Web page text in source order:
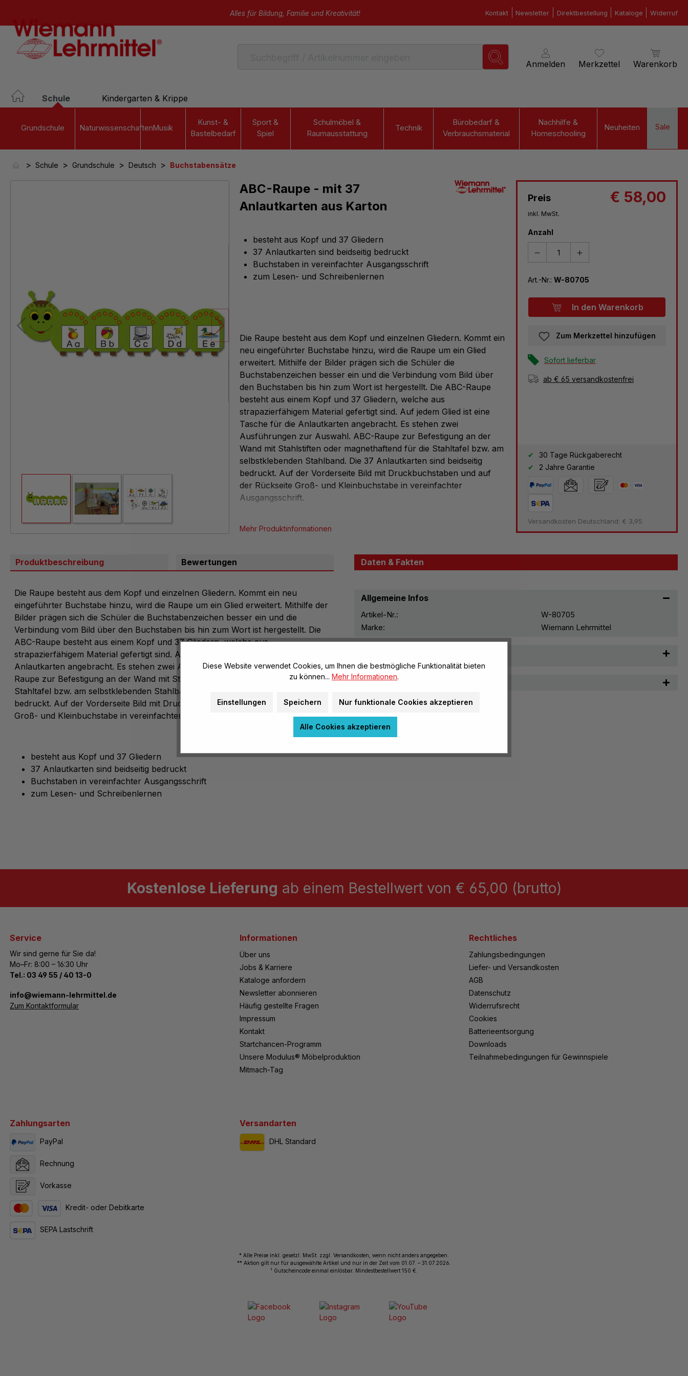
Alles für Bildung, Familie und Kreativität! Kontakt Newsletter Direktbestellung Kataloge Widerruf
Anmelden Merkzettel Warenkorb
Schule Kindergarten & Krippe
Grundschule NaturwissenschaftenMusik
Kunst- &
Bastelbedarf
Sport &
Spiel
Schulmöbel &
Raumausstattung
Technik
Bürobedarf &
Verbrauchsmaterial
Nachhilfe &
Homeschooling
Neuheiten Sale
> Schule > Grundschule > Deutsch > Buchstabensätze
Preis € 58,00
inkl. MwSt.
Anzahl
Art.-Nr.: W-80705
In den Warenkorb
Zum Merkzettel hinzufügen
Sofort lieferbar
ab € 65 versandkostenfrei
30 Tage Rückgaberecht
2 Jahre Garantie
Versandkosten Deutschland: € 3,95
ABC-Raupe - mit 37
Anlautkarten aus Karton
besteht aus Kopf und 37 Gliedern
37 Anlautkarten sind beidseitig bedruckt
Buchstaben in vereinfachter Ausgangsschrift
zum Lesen- und Schreibenlernen
Die Raupe besteht aus dem Kopf und einzelnen Gliedern. Kommt ein
neu eingeführter Buchstabe hinzu, wird die Raupe um ein Glied
erweitert. Mithilfe der Bilder prägen sich die Schüler die
Buchstabenzeichen besser ein und die Verbindung vom Bild über
den Buchstaben bis hin zum Wort ist hergestellt. Die ABC-Raupe
besteht aus einem Kopf und 37 Gliedern, welche aus
strapazierfähigem Material gefertigt sind. Auf jedem Glied ist eine
Tasche für die Anlautkarten angebracht. Es stehen zwei
Ausführungen zur Auswahl. ABC-Raupe zur Befestigung an der
Wand mit Stahlstiften oder magnethaftend für die Stahltafel bzw. am
selbstklebenden Stahlband. Die 37 Anlautkarten sind beidseitig
bedruckt. Auf der Vorderseite Bild mit Druckbuchstaben und auf
der Rückseite Groß- und Kleinbuchstabe in vereinfachter
Ausgangsschrift.
Buchstaben in vereinfachter Ausgangsschrift
Mehr Produktinformationen
Produktbeschreibung Bewertungen
Die Raupe besteht aus dem Kopf und einzelnen Gliedern. Kommt ein neu
eingeführter Buchstabe hinzu, wird die Raupe um ein Glied erweitert. Mithilfe der
Bilder prägen sich die Schüler die Buchstabenzeichen besser ein und die
Verbindung vom Bild über den Buchstaben bis hin zum Wort ist hergestellt. Die
ABC-Raupe besteht aus einem Kopf und 37 Gliedern, welche aus
strapazierfähigem Material gefertigt sind. Auf jedem Glied ist eine Tasche für die
Anlautkarten angebracht. Es stehen zwei Ausführungen zur Auswahl. ABC-
Raupe zur Befestigung an der Wand mit Stahlstiften oder magnethaftend für die
Stahltafel bzw. am selbstklebenden Stahlband. Die 37 Anlautkarten sind beidseitig
bedruckt. Auf der Vorderseite Bild mit Druckbuchstaben und auf der Rückseite
Groß- und Kleinbuchstabe in vereinfachter Ausgangsschrift.
besteht aus Kopf und 37 Gliedern
37 Anlautkarten sind beidseitig bedruckt
Buchstaben in vereinfachter Ausgangsschrift
zum Lesen- und Schreibenlernen
Daten & Fakten
Allgemeine Infos
Artikel-Nr.:
W-80705
Marke:
Wiemann Lehrmittel
Herstellerinformationen
Kostenlose Lieferung ab einem Bestellwert von € 65,00 (brutto)
Service
Wir sind gerne für Sie da!
Mo–Fr: 8:00 – 16:30 Uhr
Tel.: 03 49 55 / 40 13-0
­info@wiemann-lehrmittel.de
Zum Kontaktformular
Informationen
Über uns
Jobs & Karriere
Kataloge anfordern
Newsletter abonnieren
Häufig gestellte Fragen
Impressum
Kontakt
Startchancen-Programm
Unsere Modulus® Möbelproduktion
Mitmach-Tag
Rechtliches
Zahlungsbedingungen
Liefer- und Versandkosten
AGB
Datenschutz
Widerrufsrecht
Cookies
Batterieentsorgung
Downloads
Teilnahmebedingungen für Gewinnspiele
Zahlungsarten
PayPal
Rechnung
Vorkasse
Kredit- oder Debitkarte
SEPA Lastschrift
Versandarten
DHL Standard
* Alle Preise inkl. gesetzl. MwSt. zzgl. Versandkosten, wenn nicht anders angegeben.
** Aktion gilt nur für ausgewählte Artikel und nur in der Zeit vom 01.07. – 31.07.2026.
1 Gutscheincode einmal einlösbar. Mindestbestellwert 150 €.
Diese Website verwendet Cookies, um Ihnen die bestmögliche Funktionalität bieten
zu können... Mehr Informationen.
Einstellungen Speichern Nur funktionale Cookies akzeptieren
Alle Cookies akzeptieren